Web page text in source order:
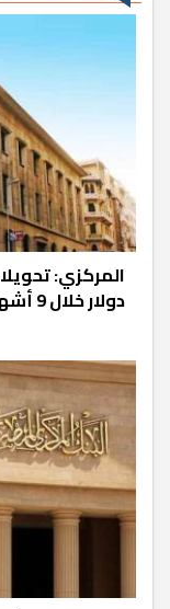
دولار خلال 9 أشهر